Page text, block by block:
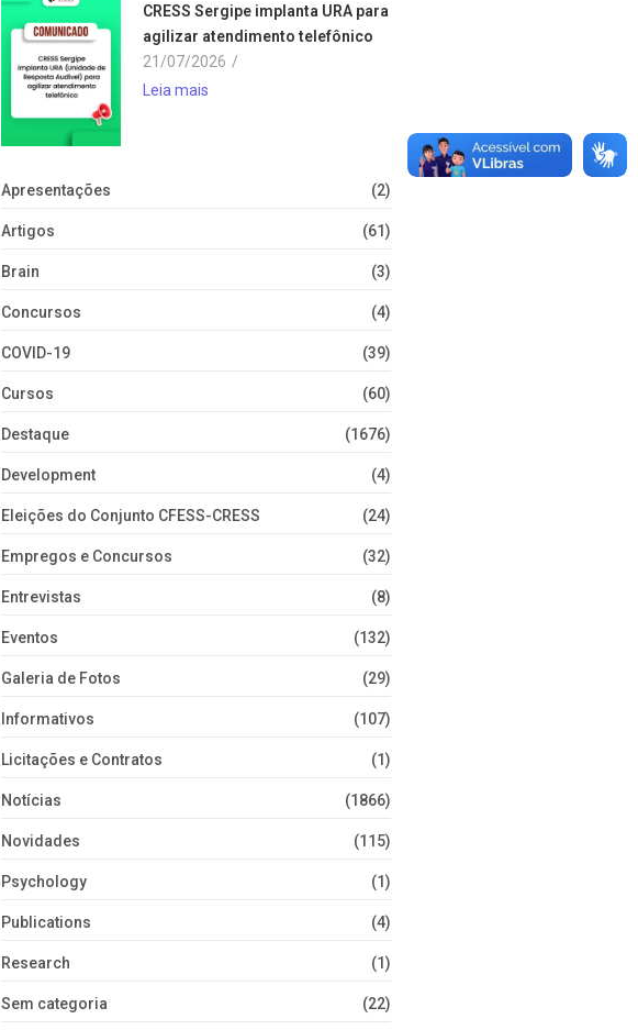
CRESS Sergipe implanta URA para
agilizar atendimento telefônico
21/07/2026 /
Leia mais
Apresentações (2)
Artigos (61)
Brain (3)
Concursos (4)
COVID-19 (39)
Cursos (60)
Destaque (1676)
Development (4)
Eleições do Conjunto CFESS-CRESS (24)
Empregos e Concursos (32)
Entrevistas (8)
Eventos (132)
Galeria de Fotos (29)
Informativos (107)
Licitações e Contratos (1)
Notícias (1866)
Novidades (115)
Psychology (1)
Publications (4)
Research (1)
Sem categoria (22)